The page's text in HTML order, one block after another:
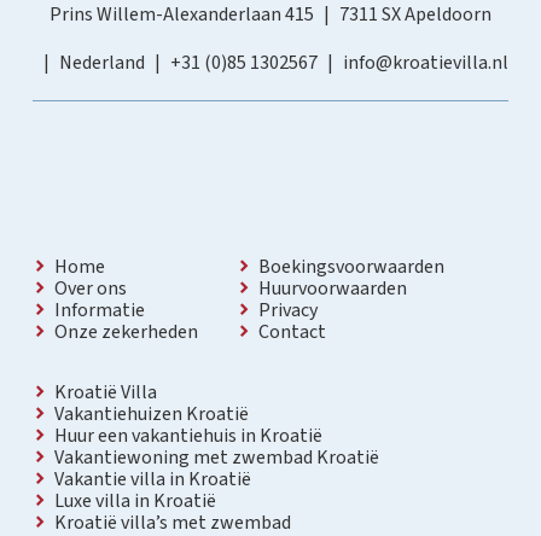
Prins Willem-Alexanderlaan 415
7311 SX Apeldoorn
Nederland
+31 (0)85 1302567 info@kroatievilla.nl
Home
Over ons
Informatie
Onze zekerheden
Boekingsvoorwaarden
Huurvoorwaarden
Privacy
Contact
Kroatië Villa
Vakantiehuizen Kroatië
Huur een vakantiehuis in Kroatië
Vakantiewoning met zwembad Kroatië
Vakantie villa in Kroatië
Luxe villa in Kroatië
Kroatië villa’s met zwembad